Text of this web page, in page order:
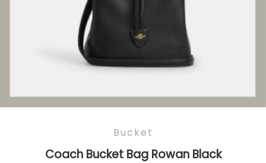
Bucket
Coach Bucket Bag Rowan Black